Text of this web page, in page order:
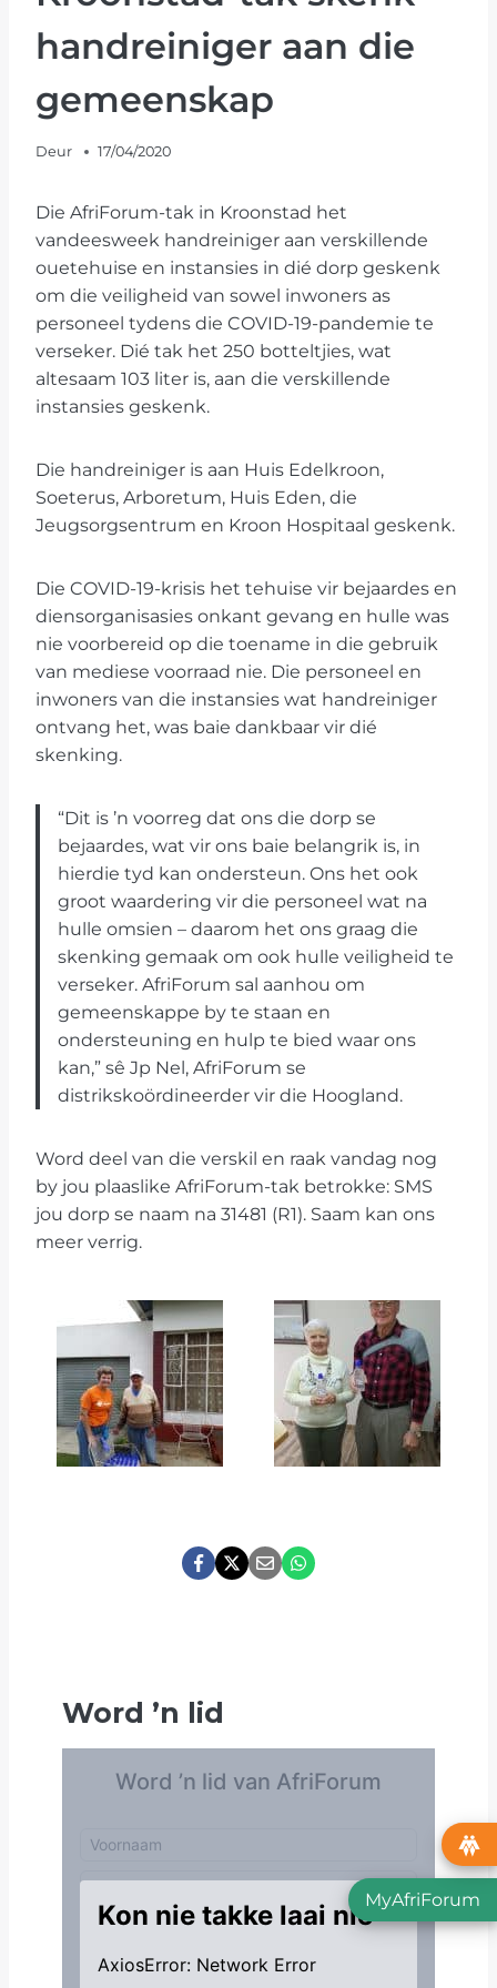
handreiniger aan die
gemeenskap
Deur 17/04/2020
Die AfriForum-tak in Kroonstad het
vandeesweek handreiniger aan verskillende
ouetehuise en instansies in dié dorp geskenk
om die veiligheid van sowel inwoners as
personeel tydens die COVID-19-pandemie te
verseker. Dié tak het 250 botteltjies, wat
altesaam 103 liter is, aan die verskillende
instansies geskenk.
Die handreiniger is aan Huis Edelkroon,
Soeterus, Arboretum, Huis Eden, die
Jeugsorgsentrum en Kroon Hospitaal geskenk.
Die COVID-19-krisis het tehuise vir bejaardes en
diensorganisasies onkant gevang en hulle was
nie voorbereid op die toename in die gebruik
van mediese voorraad nie. Die personeel en
inwoners van die instansies wat handreiniger
ontvang het, was baie dankbaar vir dié
skenking.
“Dit is ’n voorreg dat ons die dorp se
bejaardes, wat vir ons baie belangrik is, in
hierdie tyd kan ondersteun. Ons het ook
groot waardering vir die personeel wat na
hulle omsien – daarom het ons graag die
skenking gemaak om ook hulle veiligheid te
verseker. AfriForum sal aanhou om
gemeenskappe by te staan en
ondersteuning en hulp te bied waar ons
kan,” sê Jp Nel, AfriForum se
distrikskoördineerder vir die Hoogland.
Word deel van die verskil en raak vandag nog
by jou plaaslike AfriForum-tak betrokke: SMS
jou dorp se naam na 31481 (R1). Saam kan ons
meer verrig.
Word ’n lid
MyAfriForum